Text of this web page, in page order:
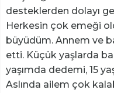
desteklerden dolayı
Herkesin çok emeği
büyüdüm. Annem ve
etti. Küçük yaşlarda
yaşımda dedemi, 15
Aslında ailem çok